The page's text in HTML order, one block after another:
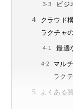
ビジ
クラウド
ラクチャ
最適
マル
ラク
よくある